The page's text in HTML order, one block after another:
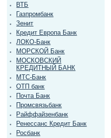
ВТБ
Газпромбанк
Зенит
Кредит Европа Банк
ЛОКО-Банк
МОРСКОЙ Банк
МОСКОВСКИЙ
КРЕДИТНЫЙ БАНК
МТС-Банк
ОТП банк
Почта Банк
Промсвязьбанк
Райффайзенбанк
Ренессанс Кредит Банк
Росбанк